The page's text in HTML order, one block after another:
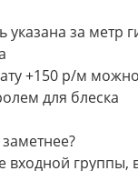
указана за метр
+150 р/м
для блеска
входной группы,